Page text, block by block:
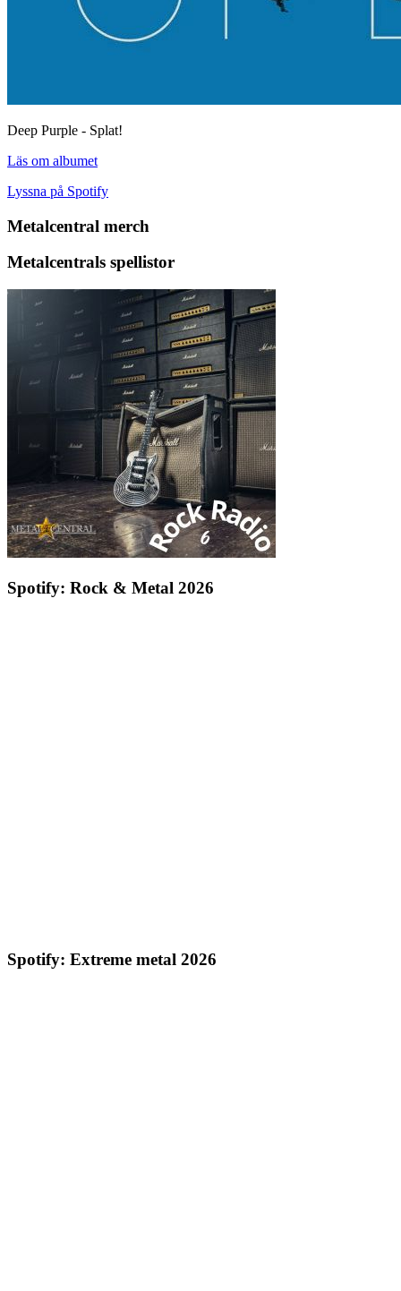
Deep Purple - Splat!
Läs om albumet
Lyssna på Spotify
Metalcentral merch
Metalcentrals spellistor
Spotify: Rock & Metal 2026
Spotify: Extreme metal 2026